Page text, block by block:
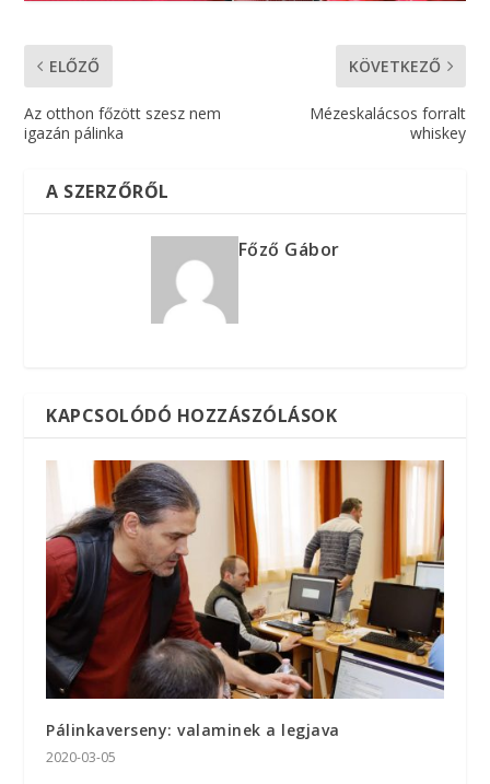
ELŐZŐ
Az otthon főzött szesz nem
igazán pálinka
KÖVETKEZŐ
Mézeskalácsos forralt
whiskey
A SZERZŐRŐL
Főző Gábor
KAPCSOLÓDÓ HOZZÁSZÓLÁSOK
Pálinkaverseny: valaminek a legjava
2020-03-05